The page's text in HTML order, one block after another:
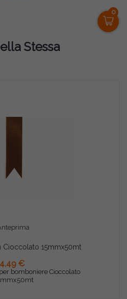
0
Stessa
Cioccolato 15mmx50mt
4,49 €
bomboniere Cioccolato
AL CARRELLO